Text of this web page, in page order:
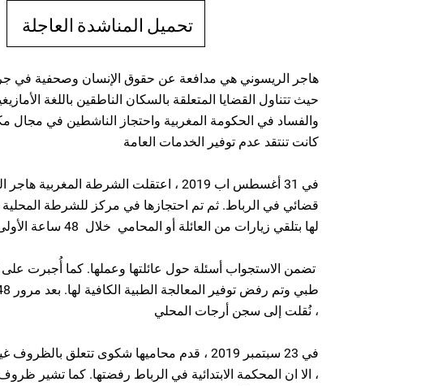
تحميل المناشدة العاجلة
هاجر الريسوني هي مدافعة عن حقوق الإنسان وصحفية في
حيث تتناول القضايا المتعلقة بالسكان الناطقين باللغة
والفساد في الحكومة المغربية واحتجاز الناشطين في مجال
كانت تنتقد عدم توفير الخدمات العامة
في 31 أغسطس اب 2019 ، اعتقلت الشرطة
قضائي في الرباط. ثم تم احتجازها في مركز للشرطة
لها بتلقي زيارات من العائلة أو المحامي خلال 48 ساعة الأولى من احتجازها
تضمن الاستجواب أسئلة حول عائلتها وعملها. كما أُجبرت
، نُقلت إلى سجن أرجات المحلي
في 23 سبتمبر 2019 ، قدم محاميها شكوى تتعلق
، الا ان المحكمة الابتدائية في الرباط رفضتها. كما تشير